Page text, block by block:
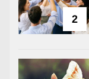
2